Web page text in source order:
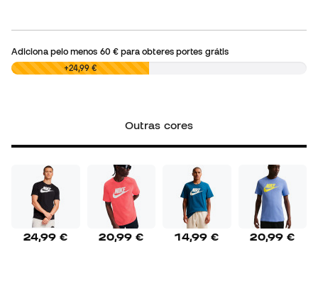
Adiciona pelo menos 60 €para obteres portes grátis
0,00 € +24,99 €
Outras cores
24,99 € 20,99 € 14,99 € 20,99 €